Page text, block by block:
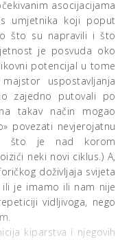
asocijacijama
umjetnika koji poput
što su napravili i što
je posvuda oko
potencijal u tome
uspostavljanja
zajedno putovali po
takav način mogao
povezati nevjerojatnu
što je nad korom
neki novi ciklus.) A,
doživljaja svijeta
je imamo ili nam nije
vidljivoga, nego
kiparstva i njegovih